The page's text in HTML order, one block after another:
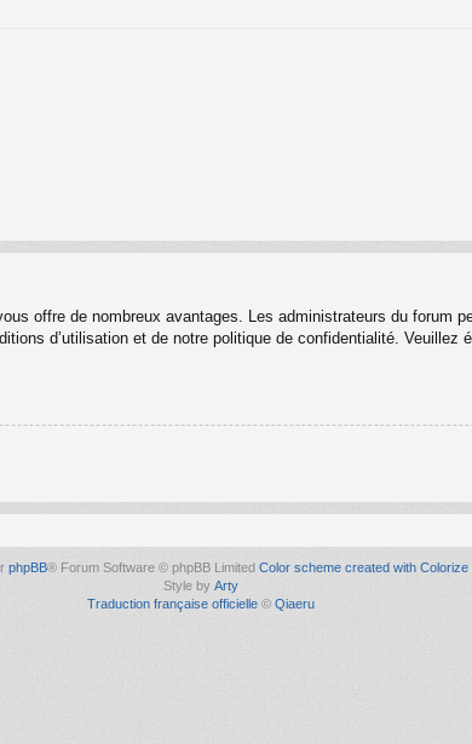
offre de nombreux avantages. Les administrateurs du forum
d’utilisation et de notre politique de confidentialité.
phpBB® Forum Software © phpBB Limited Color scheme created with Colorize
Style by Arty
Traduction française officielle © Qiaeru